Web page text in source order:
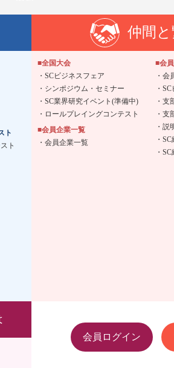
ト
ト
仲間
■全国大会
SCビジネスフェア
シンポジウム・セミナー
SC業界研究イベント(準備中)
ロールプレイングコンテスト
■会員企業一覧
会員企業一覧
■会
会
SC
支
支
説
SC
SC
会員ログイン